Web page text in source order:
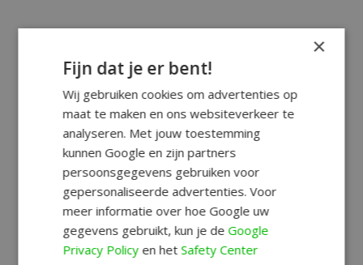
×
Fijn dat je er bent!
Wij gebruiken cookies om advertenties op
maat te maken en ons websiteverkeer te
analyseren. Met jouw toestemming
kunnen Google en zijn partners
persoonsgegevens gebruiken voor
gepersonaliseerde advertenties. Voor
meer informatie over hoe Google uw
gegevens gebruikt, kun je deGoogle
Privacy Policyen hetSafety Center